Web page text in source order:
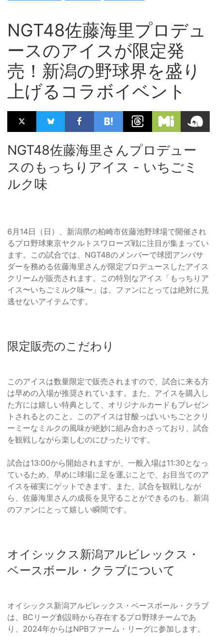
NGT48佐藤海里プロデュ
ースのアイスが限定発
売！新潟の野球界を盛り
上げるコラボイベント
NGT48佐藤海里さんプロデュー
スのもっちりアイス - いちごミ
ルク味
6月14日（日）、新潟県の柏崎市佐藤池野球場で開催され
るプロ野球東京ヤクルトスワローズ戦に注目が集まってい
ます。この試合では、NGT48のメンバーで球団アンバサ
ダーを務める佐藤海里さんが限定プロデュースしたアイス
クリームが販売されます。この特別なアイス「もっちりア
イス〜いちごミルク味〜」は、ファンにとっては絶対に見
逃せないアイテムです。
限定販売のこだわり
このアイスは数量限定で販売されますので、試合に来る方
は早めの入場が推奨されています。また、アイスを購入し
た方には嬉しい特典として、オリジナルカードもプレゼン
トされるとのこと。このアイスは甘酸っぱいいちごとクリ
ーミーなミルクの風味が絶妙に組み合わさっており、試合
を観戦しながら楽しむのにぴったりです。
試合は13:00から開始されますが、一般入場は11:30となっ
ているため、早めに球場に足を運ぶことで、お目当てのア
イスを確実にゲットできます。また、試合を観戦しなが
ら、佐藤海里さんの成長を見守ることができるのも、新潟
のファンにとって嬉しい瞬間です。
オイシックス新潟アルビレックス・
ベースボール・クラブについて
オイシックス新潟アルビレックス・ベースボール・クラブ
は、BCリーグ創設時から存在するプロ野球チームであ
り、2024年からはNPBファーム・リーグに参加します。